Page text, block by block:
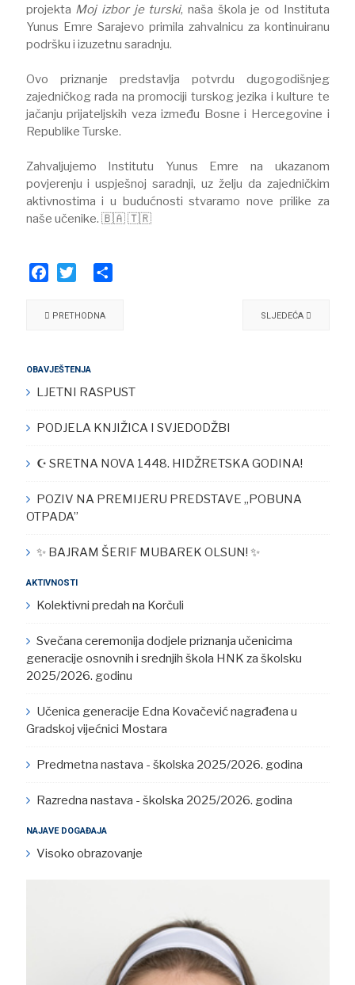
projekta Moj izbor je turski, naša škola je od Instituta
Yunus Emre Sarajevo primila zahvalnicu za kontinuiranu
podršku i izuzetnu saradnju.
Ovo priznanje predstavlja potvrdu dugogodišnjeg
zajedničkog rada na promociji turskog jezika i kulture te
jačanju prijateljskih veza između Bosne i Hercegovine i
Republike Turske.
Zahvaljujemo Institutu Yunus Emre na ukazanom
povjerenju i uspješnoj saradnji, uz želju da zajedničkim
aktivnostima i u budućnosti stvaramo nove prilike za
naše učenike. 🇧🇦 🇹🇷
PRETHODNA SLJEDEĆA
OBAVJEŠTENJA
LJETNI RASPUST
PODJELA KNJIŽICA I SVJEDODŽBI
☪︎ SRETNA NOVA 1448. HIDŽRETSKA GODINA!
POZIV NA PREMIJERU PREDSTAVE „POBUNA
OTPADA”
✨ BAJRAM ŠERIF MUBAREK OLSUN! ✨
AKTIVNOSTI
Kolektivni predah na Korčuli
Svečana ceremonija dodjele priznanja učenicima
generacije osnovnih i srednjih škola HNK za školsku
2025/2026. godinu
Učenica generacije Edna Kovačević nagrađena u
Gradskoj vijećnici Mostara
Predmetna nastava - školska 2025/2026. godina
Razredna nastava - školska 2025/2026. godina
NAJAVE DOGAĐAJA
Visoko obrazovanje